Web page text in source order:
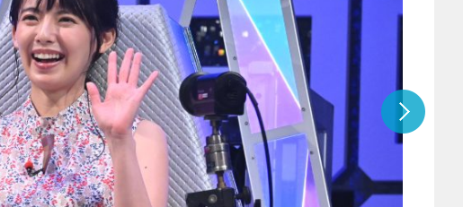
『アイ＝ラブ！げーみんぐ』＝LOV
E齋藤樹愛羅＆佐々木舞香SPインタ
ビュー